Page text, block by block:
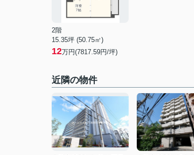
2階
15.35坪 (50.75㎡)
12万円(7817.59円/坪)
近隣の物件